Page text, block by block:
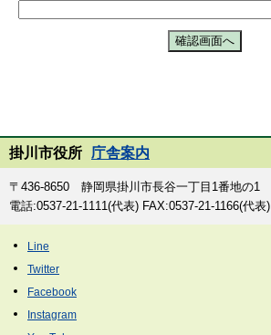
掛川市役所 庁舎案内
〒436-8650 静岡県掛川市長谷一丁目1番地の1
電話:0537-21-1111(代表) FAX:0537-21-1166(代表)